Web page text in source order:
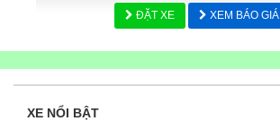
ĐẶT XE XEM BÁO GIÁ
XE NỔI BẬT